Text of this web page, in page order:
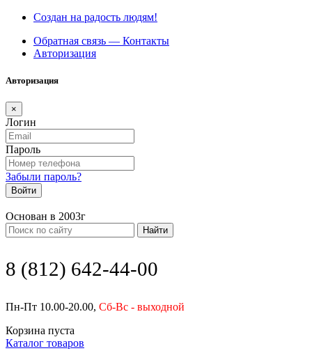
Создан на радость людям!
Обратная связь — Контакты
Авторизация
Авторизация
×
Логин
Пароль
Забыли пароль?
Войти
Основан в 2003г
Найти
8 (812) 642-44-00
Пн-Пт 10.00-20.00, Сб-Вс - выходной
Корзина пуста
Каталог товаров